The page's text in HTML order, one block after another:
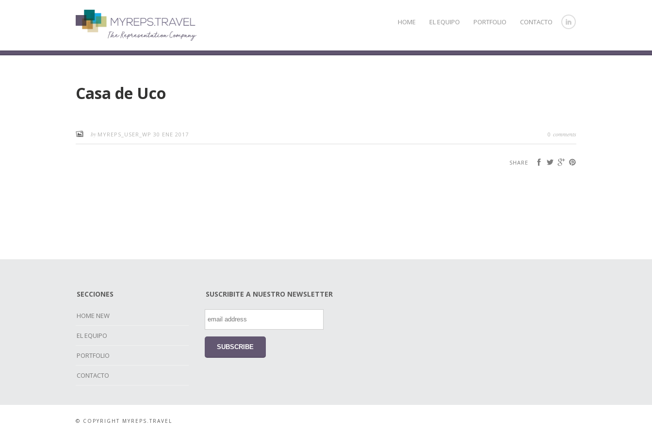
HOME EL EQUIPO PORTFOLIO CONTACTO
Casa de Uco
by MYREPS_USER_WP 30 ENE 2017 0 comments
SHARE
SECCIONES
HOME NEW
EL EQUIPO
PORTFOLIO
CONTACTO
SUSCRIBITE A NUESTRO NEWSLETTER
© COPYRIGHT MYREPS.TRAVEL